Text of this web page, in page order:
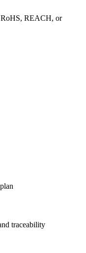
RoHS, REACH, or
traceability